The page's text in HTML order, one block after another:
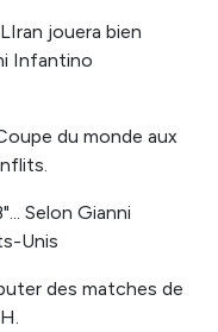
du monde aux
Selon Gianni
Unis
des matches de